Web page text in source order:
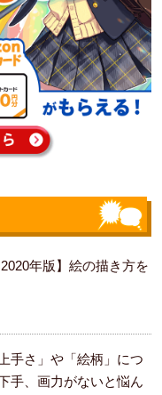
2020年版】絵の描き方を
手さ」や「絵柄」につ
手、画力がないと悩ん